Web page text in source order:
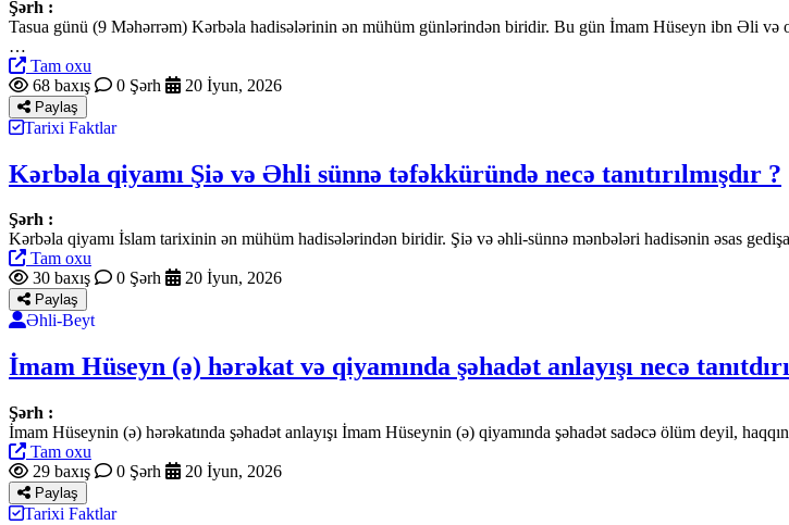
Şərh :
Tasua günü (9 Məhərrəm) Kərbəla hadisələrinin ən mühüm günlərindən biridir. Bu gün İmam Hüseyn ibn Əli və
…
Tam oxu
68 baxış
0 Şərh 20 İyun, 2026
Paylaş
Tarixi Faktlar
Kərbəla qiyamı Şiə və Əhli sünnə təfəkküründə necə tanıtırılmışdır ?
Şərh :
Kərbəla qiyamı İslam tarixinin ən mühüm hadisələrindən biridir. Şiə və əhli-sünnə mənbələri hadisənin əsas
Tam oxu
30 baxış
0 Şərh 20 İyun, 2026
Paylaş
Əhli-Beyt
İmam Hüseyn (ə) hərəkat və qiyamında şəhadət anlayışı necə
Şərh :
İmam Hüseynin (ə) hərəkatında şəhadət anlayışı İmam Hüseynin (ə) qiyamında şəhadət sadəcə ölüm deyil,
Tam oxu
29 baxış
0 Şərh 20 İyun, 2026
Paylaş
Tarixi Faktlar